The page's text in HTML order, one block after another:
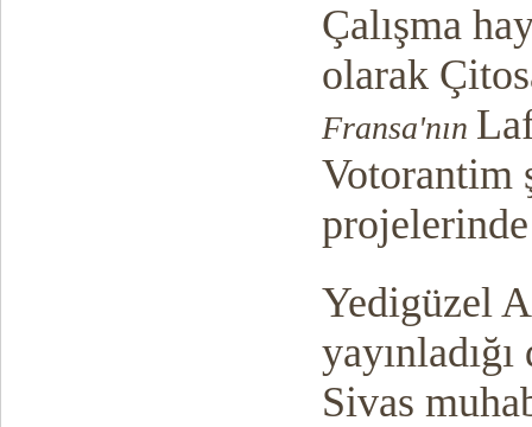
Çalışma
olarak
Fransa'nın
Votorantim
projelerinde
Yedigüzel
Sivas